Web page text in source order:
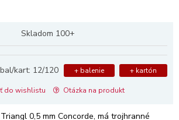
Skladom 100+
bal/kart: 12/120 + balenie + kartón
do wishlistu Otázka na produkt
0,5 mm Concorde, má trojhranné